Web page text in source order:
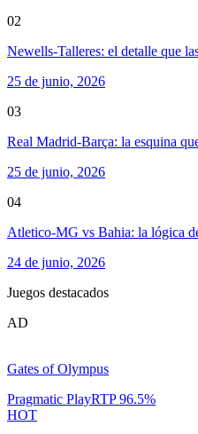
02
Newells-Talleres: el detalle que
25 de junio, 2026
03
Real Madrid-Barça: la esquina
25 de junio, 2026
04
Atletico-MG vs Bahia: la lógica
24 de junio, 2026
Juegos destacados
AD
Gates of Olympus
Pragmatic PlayRTP96.5%
HOT